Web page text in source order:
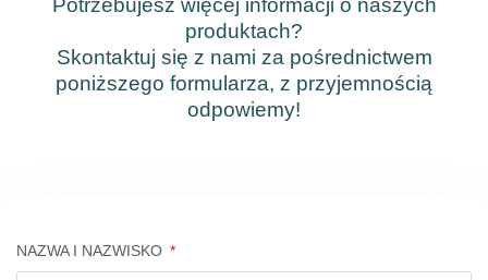
Potrzebujesz więcej informacji o naszych
produktach?
Skontaktuj się z nami za pośrednictwem
poniższego formularza, z przyjemnością
odpowiemy!
NAZWA I NAZWISKO